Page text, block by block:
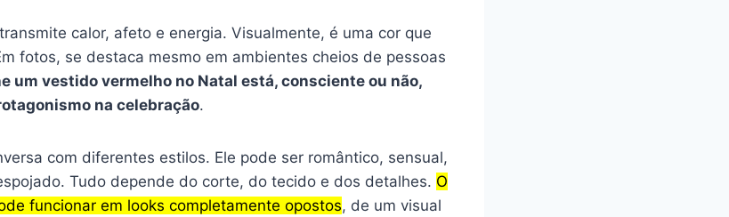
calor, afeto e energia. Visualmente, é uma cor que
fotos, se destaca mesmo em ambientes cheios de pessoas
um vestido vermelho no Natal está, consciente ou não,
na celebração.
com diferentes estilos. Ele pode ser romântico, sensual,
Tudo depende do corte, do tecido e dos detalhes. O
funcionar em looks completamente opostos, de um visual